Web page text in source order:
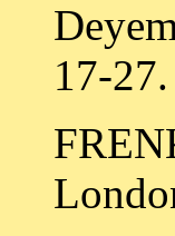
17-27.